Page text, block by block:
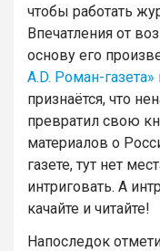
чтобы работать
Впечатления от
основу его
A.D. Роман-газета»
признаётся, что
превратил свою
материалов о
газете, тут нет
интриговать. А
качайте и читайте!
Напоследок